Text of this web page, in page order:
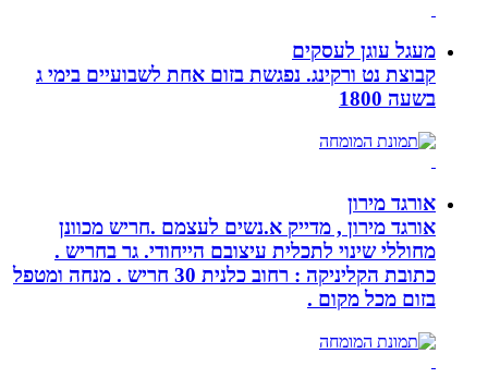
מעגל עוגן לעסקים
קבוצת נט ורקינג. נפגשת בזום אחת לשבועיים בימי ג
בשעה 1800
אורגד מירון
אורגד מירון , מדייק א.נשים לעצמם .חריש מכוונן
מחוללי שינוי לתכלית עיצובם הייחודי. גר בחריש .
כתובת הקליניקה : רחוב כלנית 30 חריש . מנחה ומטפל
בזום מכל מקום .